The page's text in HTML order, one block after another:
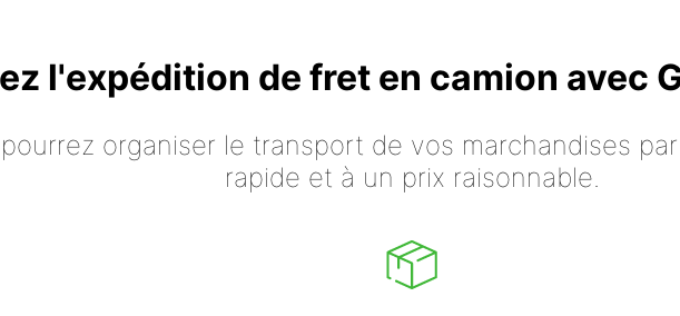
l'expédition de fret en camion avec
organiser le transport de vos marchandises
rapide et à un prix raisonnable.